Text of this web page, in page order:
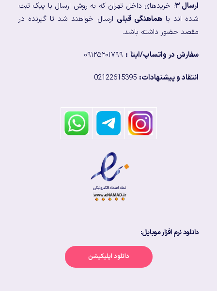
ارسال ۳
: خریدهای داخل تهران که به روش ارسال با پیک ثبت
شده اند باهماهنگی قبلی ارسال خواهند شد تا گیرنده در
مقصد حضور داشته باشد.
سفارش در واتساپ/ایتا :
انتقاد و پیشنهادات:
دانلود نرم افزار موبایل:
دانلود اپلیکیشن